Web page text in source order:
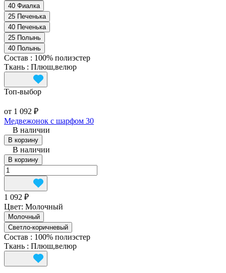
40 Фиалка
25 Печенька
40 Печенька
25 Полынь
40 Полынь
Состав : 100% полиэстер
Ткань : Плюш,велюр
Топ‑выбор
от 1 092 ₽
Медвежонок c шарфом 30
В наличии
В корзину
В наличии
В корзину
1 092 ₽
Цвет: Молочный
Молочный
Светло-коричневый
Состав : 100% полиэстер
Ткань : Плюш,велюр